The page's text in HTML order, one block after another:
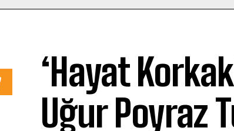
‘Hayat
Uğur Poyraz